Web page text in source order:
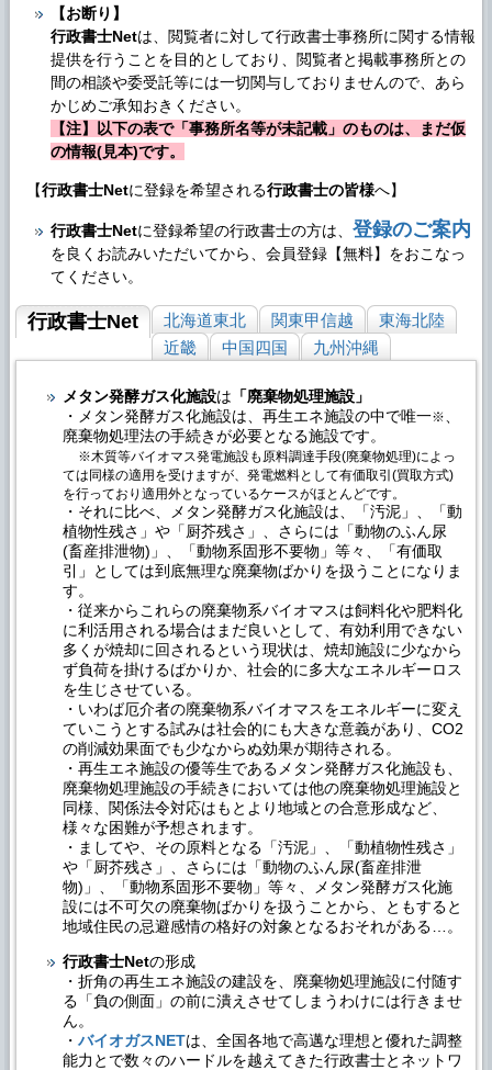
【お断り】
行政書士Netは、閲覧者に対して行政書士事務所に関する情報
提供を行うことを目的としており、閲覧者と掲載事務所との
間の相談や委受託等には一切関与しておりませんので、あら
かじめご承知おきください。
【注】以下の表で「事務所名等が未記載」のものは、まだ仮
の情報(見本)です。
【行政書士Netに登録を希望される行政書士の皆様へ】
行政書士Netに登録希望の行政書士の方は、 登録のご案内
を良くお読みいただいてから、会員登録【無料】をおこなっ
てください。
行政書士Net 北海道東北 関東甲信越
東海北陸
近畿
中国四国 九州沖縄
メタン発酵ガス化施設は 「廃棄物処理施設」
・メタン発酵ガス化施設は、再生エネ施設の中で唯一※
廃棄物処理法の手続きが必要となる施設です。
※木質等バイオマス発電施設も原料調達手段(廃棄物処理)によっ
ては同様の適用を受けますが、発電燃料として有価取引(買取方式)
を行っており適用外となっているケースがほとんどです。
・それに比べ、メタン発酵ガス化施設は、「汚泥」、「動
植物性残さ」や「厨芥残さ」、さらには「動物のふん尿
(畜産排泄物)」、「動物系固形不要物」等々、「有価取
引」としては到底無理な廃棄物ばかりを扱うことになりま
す。
・従来からこれらの廃棄物系バイオマスは飼料化や肥料化
に利活用される場合はまだ良いとして、有効利用できない
多くが焼却に回されるという現状は、焼却施設に少なから
ず負荷を掛けるばかりか、社会的に多大なエネルギーロス
を生じさせている。
・いわば厄介者の廃棄物系バイオマスをエネルギーに変え
ていこうとする試みは社会的にも大きな意義があり、CO2
の削減効果面でも少なからぬ効果が期待される。
・再生エネ施設の優等生であるメタン発酵ガス化施設も、
廃棄物処理施設の手続きにおいては他の廃棄物処理施設と
同様、関係法令対応はもとより地域との合意形成など、
様々な困難が予想されます。
・ましてや、その原料となる「汚泥」、「動植物性残さ」
や「厨芥残さ」、さらには「動物のふん尿(畜産排泄
物)」、「動物系固形不要物」等々、メタン発酵ガス化施
設には不可欠の廃棄物ばかりを扱うことから、ともすると
地域住民の忌避感情の格好の対象となるおそれがある…。
行政書士Netの形成
・折角の再生エネ施設の建設を、廃棄物処理施設に付随す
る「負の側面」の前に潰えさせてしまうわけには行きませ
ん。
・ バイオガスNETは、全国各地で高邁な理想と優れた調整
能力とで数々のハードルを越えてきた行政書士とネットワ